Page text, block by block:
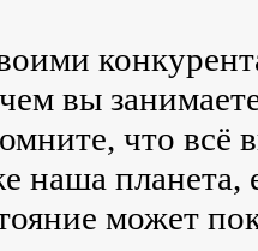
вы
что всё
наша планета,
может